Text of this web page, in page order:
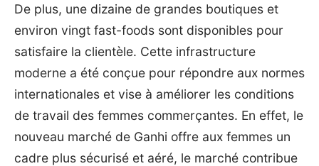
De plus, une dizaine de grandes boutiques et
environ vingt fast-foods sont disponibles pour
satisfaire la clientèle. Cette infrastructure
moderne a été conçue pour répondre aux normes
internationales et vise à améliorer les conditions
de travail des femmes commerçantes. En effet, le
nouveau marché de Ganhi offre aux femmes un
cadre plus sécurisé et aéré, le marché contribue